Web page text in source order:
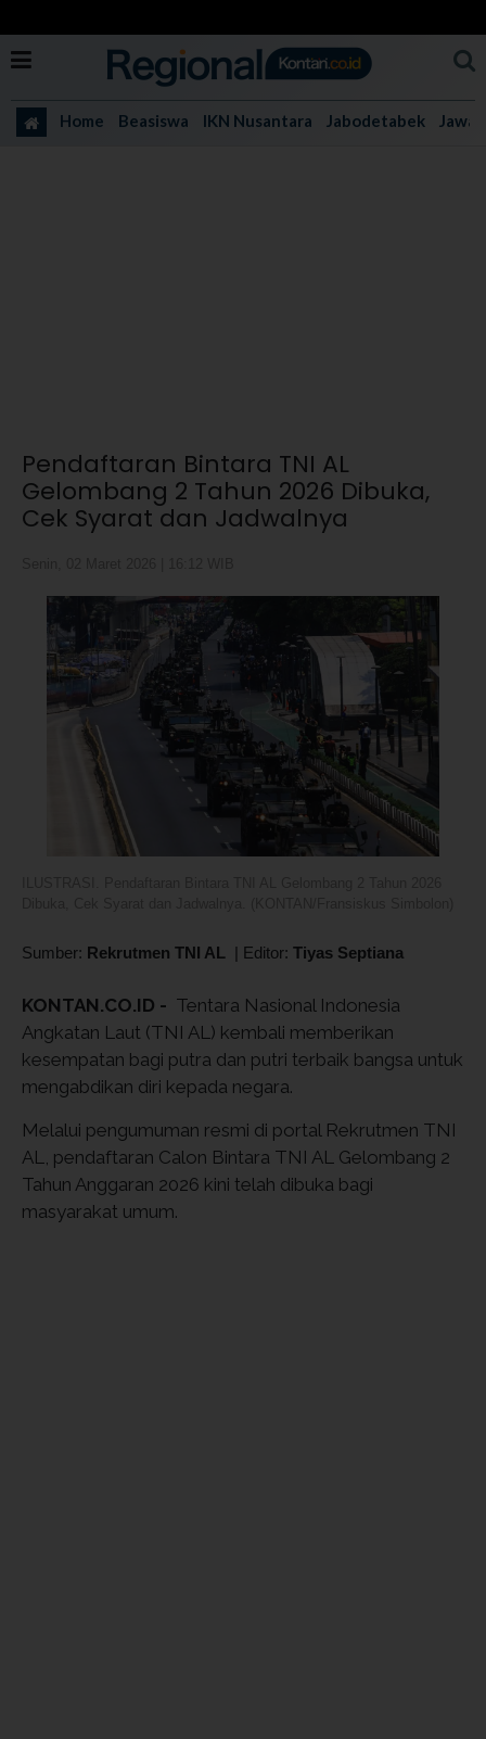
Home Beasiswa IKN Nusantara Jabodetabek Jawa
Pendaftaran Bintara TNI AL
Gelombang 2 Tahun 2026 Dibuka,
Cek Syarat dan Jadwalnya
Sumber: Rekrutmen TNI AL | Editor: Tiyas Septiana
KONTAN.CO.ID - Tentara Nasional Indonesia
Angkatan Laut (TNI AL) kembali memberikan
kesempatan bagi putra dan putri terbaik bangsa untuk
mengabdikan diri kepada negara.
Melalui pengumuman resmi di portal Rekrutmen TNI
AL, pendaftaran Calon Bintara TNI AL Gelombang 2
Tahun Anggaran 2026 kini telah dibuka bagi
masyarakat umum.